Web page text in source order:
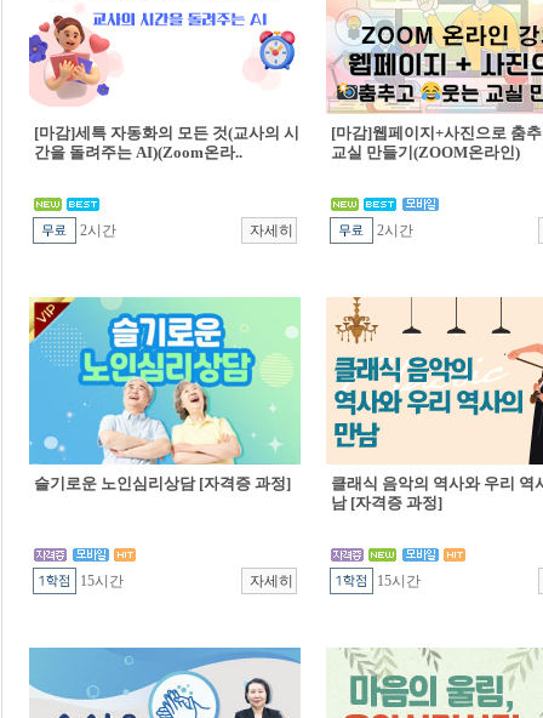
[마감]세특 자동화의 모든 것(교사의 시
간을 돌려주는 AI)(Zoom온라..
2시간
[마감]웹페이지+사진으로 춤
교실 만들기(ZOOM온라인)
2시간
슬기로운 노인심리상담 [자격증 과정]
15시간
클래식 음악의 역사와 우리 역
남 [자격증 과정]
15시간